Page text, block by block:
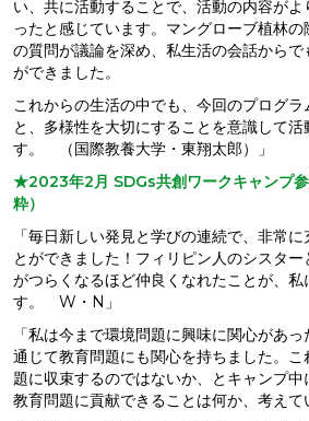
い、共に活動することで、活動の内容が
ったと感じています。マングローブ植林
の質問が議論を深め、私生活の会話からで
ができました。
これからの生活の中でも、今回のプログ
と、多様性を大切にすることを意識して
す。 （国際教養大学・東翔太郎）」
★2023年2月 SDGs共創ワークキャンプ
粋）
「毎日新しい発見と学びの連続で、非常
とができました！フィリピン人のシスタ
がつらくなるほど仲良くなれたことが、
す。 W・N」
「私は今まで環境問題に興味に関心があ
通じて教育問題にも関心を持ちました。
題に収束するのではないか、とキャンプ
教育問題に貢献できることは何か、考え